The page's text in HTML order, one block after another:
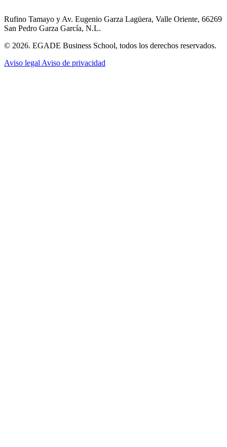
Rufino Tamayo y Av. Eugenio Garza Lagüera, Valle Oriente, 66269
San Pedro Garza García, N.L.
© 2026. EGADE Business School, todos los derechos reservados.
Aviso legal Aviso de privacidad